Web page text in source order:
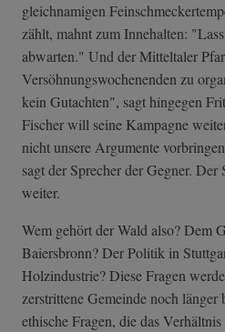
gleichnamigen
zählt, mahnt zum Innehalten:
abwarten." Und der Mitteltaler
Versöhnungswochenenden zu
kein Gutachten", sagt hingegen
Fischer will seine Kampagne
nicht unsere Argumente
sagt der Sprecher der Gegner.
weiter.
Wem gehört der Wald also? Dem
Baiersbronn? Der Politik in
Holzindustrie? Diese Fragen
zerstrittene Gemeinde noch
ethische Fragen, die das